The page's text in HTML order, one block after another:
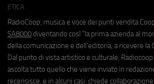
ETICA
RadioCoop, musica e voce dei punti vendita
SA8000 diventando così "la prima azienda al
della comunicazione e dell'editoria, a ricevere la
Dal punto di vista artistico e culturale,
ascolta tutto quello che viene inviato in
recensisce, e in alcuni casi, chiede